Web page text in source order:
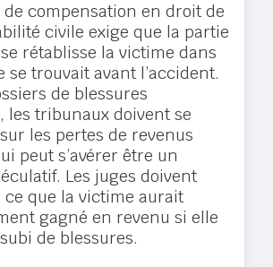
compensation en droit de
civile exige que la partie
rétablisse la victime dans
se trouvait avant l’accident.
de blessures
les tribunaux doivent se
les pertes de revenus
peut s’avérer être un
Les juges doivent
que la victime aurait
gagné en revenu si elle
de blessures.